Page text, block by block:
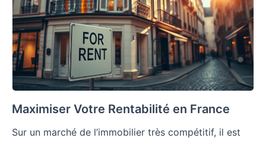
Maximiser Votre Rentabilité en France
Sur un marché de l’immobilier très compétitif, il est